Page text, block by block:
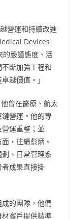
營運和持續改進
Devices
的嚴謹態度、活
斷加強工程和
越價值。」
曾在醫療、航太
營運。他的專
運重整；並
，往績彪炳。
、日常管理系
成果直接掛
成的團隊，他們
客戶提供精準